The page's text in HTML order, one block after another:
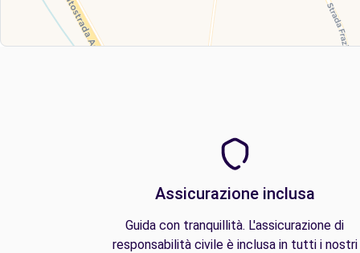
Assicurazione inclusa
Guida con tranquillità. L'assicurazione di
responsabilità civile è inclusa in tutti i nostri